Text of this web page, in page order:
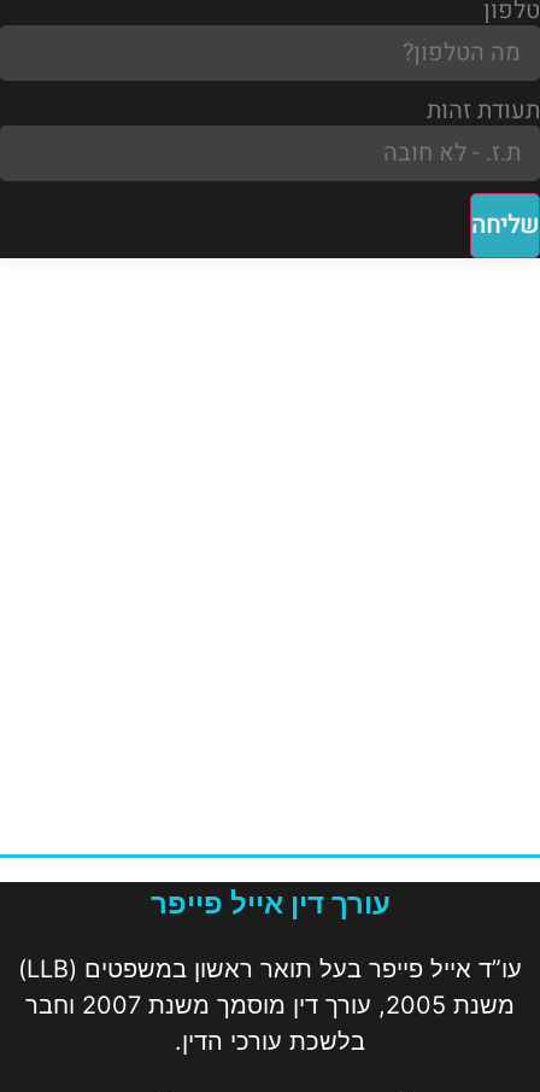
טלפון
תעודת זהות
שליחה
עורך דין אייל פייפר
עו”ד אייל פייפר בעל תואר ראשון במשפטים (LLB)
משנת 2005, עורך דין מוסמך משנת 2007 וחבר
בלשכת עורכי הדין.